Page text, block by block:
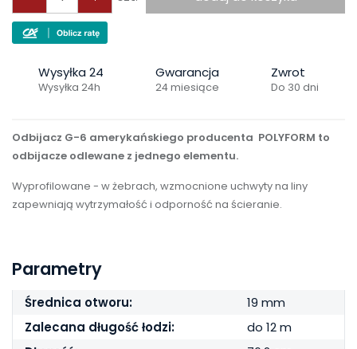
Wysyłka 24
Wysyłka 24h
Gwarancja
24 miesiące
Zwrot
Do 30 dni
Odbijacz G-6 amerykańskiego producenta POLYFORM to
odbijacze odlewane z jednego elementu.
Wyprofilowane - w żebrach, wzmocnione uchwyty na liny
zapewniają wytrzymałość i odporność na ścieranie.
Parametry
Średnica otworu:
19 mm
Zalecana długość łodzi:
do 12 m